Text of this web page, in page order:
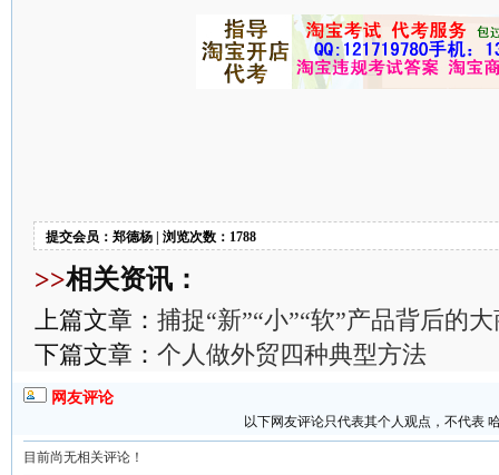
提交会员：郑德杨 | 浏览次数：1788
>>相关资讯：
上篇文章： 捕捉“新”“小”“软”产品背后的
下篇文章： 个人做外贸四种典型方法
网友评论
以下网友评论只代表其个人观点，不代表
目前尚无相关评论！